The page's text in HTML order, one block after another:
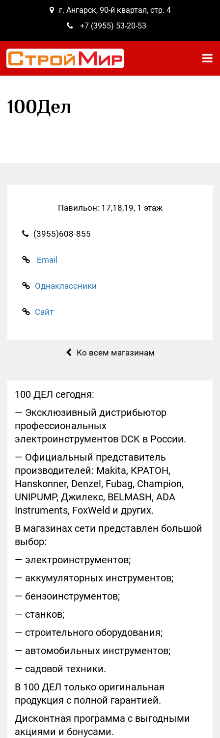
г. Ангарск, 90-й квартал, стр. 4
+7 (3955) 53-20-53
100Дел
Павильон: 17,18,19, 1 этаж
(3955)608-855
Email
Однаклассники
Сайт
Ко всем магазинам
100 ДЕЛ сегодня:
— Эксклюзивный дистрибьютор
профессиональных
электроинструментов DCK в России.
— Официальный представитель
производителей: Makita, КРАТОН,
Hanskonner, Denzel, Fubag, Champion,
UNIPUMP, Джилекс, BELMASH, ADA
Instruments, FoxWeld и других.
В магазинах сети представлен большой
выбор:
— электроинструментов;
— аккумуляторных инструментов;
— бензоинструментов;
— станков;
— строительного оборудования;
— автомобильных инструментов;
— садовой техники.
В 100 ДЕЛ только оригинальная
продукция с полной гарантией.
Дисконтная программа с выгодными
акциями и бонусами.